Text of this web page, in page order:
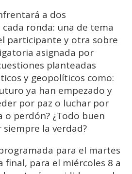
a dos
ronda: una de tema
participante y otra sobre
asignada por
planteadas
y geopolíticos como:
ya han empezado y
por paz o luchar por
o perdón? ¿Todo buen
la verdad?
para el martes
final, para el miércoles 8 a